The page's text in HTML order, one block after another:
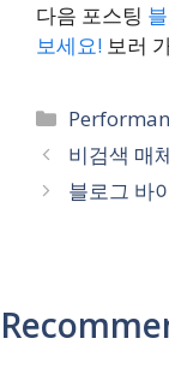
다음 포스팅
보세요! 보러
카
테
고
리
비검색 매
블로그 바